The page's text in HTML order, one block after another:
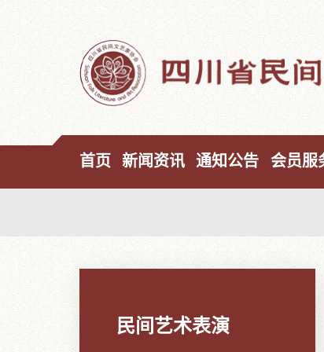
首页 新闻资讯 通知公告 会员服
民间艺术表演